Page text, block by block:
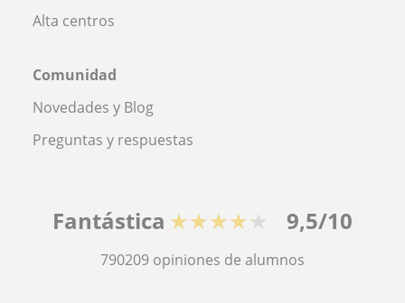
Alta centros
Comunidad
Novedades y Blog
Preguntas y respuestas
Fantástica ★★★★★ 9,5/10
790209 opiniones de alumnos